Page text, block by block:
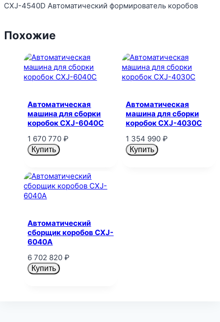
CXJ-4540D Автоматический формирователь коробов
Похожие
Автоматическая
машина для сборки
коробок CXJ-6040C
1 670 770₽
Купить
Автоматическая
машина для сборки
коробок CXJ-4030C
1 354 990 ₽
Купить
Автоматический
сборщик коробов CXJ-
6040A
6 702 820₽
Купить